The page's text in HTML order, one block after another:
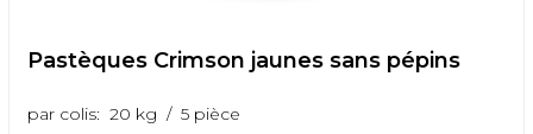
Pastèques Crimson jaunes sans pépins
par colis: 20 kg / 5 pièce